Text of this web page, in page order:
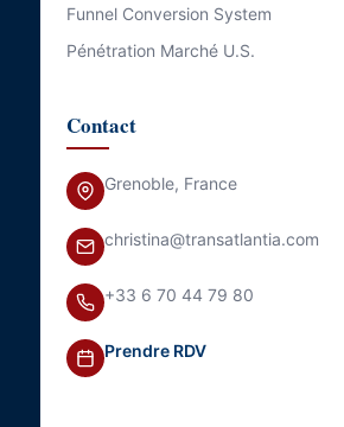
Funnel Conversion System
Pénétration Marché U.S.
Contact
Grenoble, France
christina@transatlantia.com
+33 6 70 44 79 80
Prendre RDV